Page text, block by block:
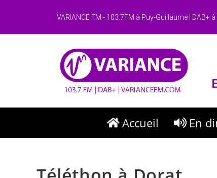
VARIANCE FM - 103.7FM à Puy-Guillaume |
Accueil En